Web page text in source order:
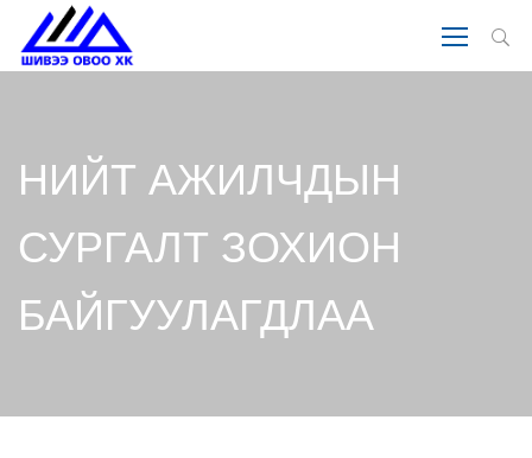
НИЙТ АЖИЛЧДЫН
СУРГАЛТ ЗОХИОН
БАЙГУУЛАГДЛАА